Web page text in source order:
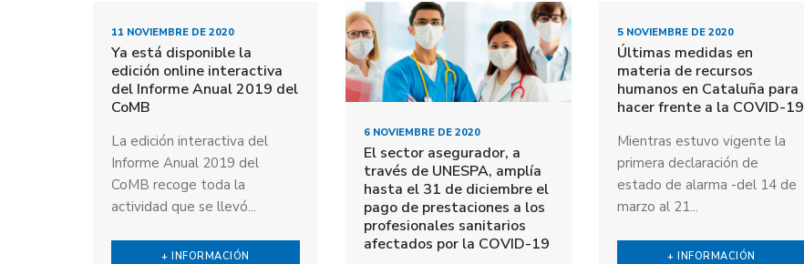
11 NOVIEMBRE DE 2020
Ya está disponible la
edición online interactiva
del Informe Anual 2019 del
CoMB
La edición interactiva del
Informe Anual 2019 del
CoMB recoge toda la
actividad que se llevó...
+ INFORMACIÓN
6 NOVIEMBRE DE 2020
El sector asegurador, a
través de UNESPA, amplía
hasta el 31 de diciembre el
pago de prestaciones a los
profesionales sanitarios
afectados por la COVID-19
5 NOVIEMBRE DE 2020
Últimas medidas en
materia de recursos
humanos en Cataluña para
hacer frente a la COVID-19
Mientras estuvo vigente la
primera declaración de
estado de alarma -del 14 de
marzo al 21...
+ INFORMACIÓN